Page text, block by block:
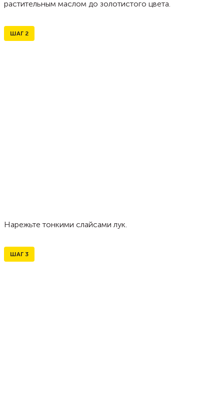
растительным маслом до золотистого цвета.
ШАГ 2
Нарежьте тонкими слайсами лук.
ШАГ 3